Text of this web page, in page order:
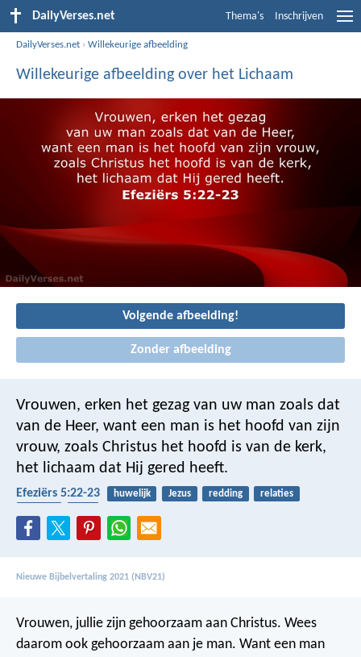
DailyVerses.net Thema's Inschrijven
DailyVerses.net ›Willekeurige afbeelding
Willekeurige afbeelding over het Lichaam
Volgende afbeelding!
Zonder afbeelding
Vrouwen, erken het gezag van uw man zoals dat
van de Heer, want een man is het hoofd van zijn
vrouw, zoals Christus het hoofd is van de kerk,
het lichaam dat Hij gered heeft.
Efeziërs 5:22-23 huwelijk Jezus redding
relaties
Nieuwe Bijbelvertaling 2021 (NBV21)
Vrouwen, jullie zijn gehoorzaam aan Christus. Wees
daarom ook gehoorzaam aan je man. Want een man